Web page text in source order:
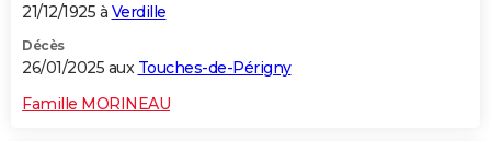
21/12/1925 à Verdille
Décès
26/01/2025 aux Touches-de-Périgny
Famille MORINEAU